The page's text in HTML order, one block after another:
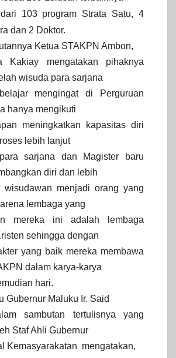
103 program Strata Satu, 4
dan 2 Doktor.
Ketua STAKPN Ambon,
Kakiay mengatakan pihaknya
wisuda para sarjana
mengingat di Perguruan
hanya mengikuti
meningkatkan kapasitas diri
lebih lanjut
sarjana dan Magister baru
diri dan lebih
menjadi orang yang
lembaga yang
mereka ini adalah lembaga
sehingga dengan
yang baik mereka membawa
dalam karya-karya
hari.
Gubernur Maluku Ir. Said
sambutan tertulisnya yang
Staf Ahli Gubernur
Kemasyarakatan mengatakan,